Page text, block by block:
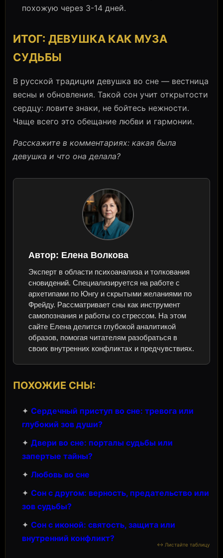
похожую через 3-14 дней.
ИТОГ: ДЕВУШКА КАК МУЗА
СУДЬБЫ
В русской традиции девушка во сне — вестница
весны и обновления. Такой сон учит открытости
сердцу: ловите знаки, не бойтесь нежности.
Чаще всего это обещание любви и гармонии.
Расскажите в комментариях: какая была
девушка и что она делала?
Автор: Елена Волкова
Эксперт в области психоанализа и толкования
сновидений. Специализируется на работе с
архетипами по Юнгу и скрытыми желаниями по
Фрейду. Рассматривает сны как инструмент
самопознания и работы со стрессом. На этом
сайте Елена делится глубокой аналитикой
образов, помогая читателям разобраться в
своих внутренних конфликтах и предчувствиях.
ПОХОЖИЕ СНЫ:
✦ Сердечный приступ во сне: тревога или
глубокий зов души?
✦ Двери во сне: порталы судьбы или
запертые тайны?
✦ Любовь во сне
✦ Сон с другом: верность, предательство или
зов судьбы?
✦ Сон с иконой: святость, защита или
внутренний конфликт?